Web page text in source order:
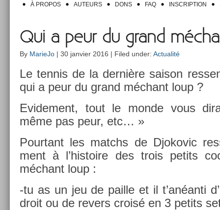
À PROPOS AUTEURS DONS FAQ INSCRIPTION
Qui a peur du grand
By MarieJo | 30 janvier 2016 | Filed under: Actualité
Le ten­nis de la dernière saison
qui a peur du grand méchant loup ?
Evi­de­ment, tout le monde vous
même pas peur, etc… »
Pour­tant les matchs de Djokovic
ment à l’his­toire des trois petits
méchant loup :
-tu as un jeu de pail­le et il t’anéanti
droit ou de re­v­ers croisé en 3 petits